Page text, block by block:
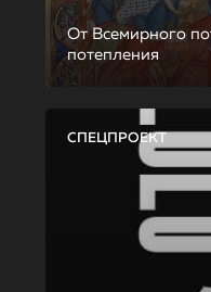
От Всемирного
потепления
СПЕЦПРОЕКТ